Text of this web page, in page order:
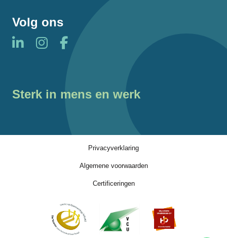
Volg ons
Sterk in mens en werk
Privacyverklaring
Algemene voorwaarden
Certificeringen